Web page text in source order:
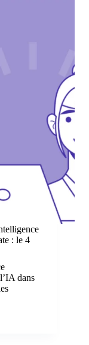
: le 4
dans